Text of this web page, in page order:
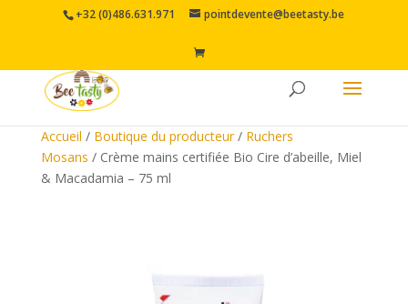
+32 (0)486.631.971 pointdevente@beetasty.be
Accueil / Boutique du producteur/ Ruchers
Mosans / Crème mains certifiée Bio Cire d’abeille, Miel
& Macadamia – 75 ml